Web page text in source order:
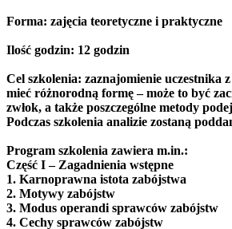
Forma: zajęcia teoretyczne i praktyczne
Ilość godzin: 12 godzin
Cel szkolenia: zaznajomienie
mieć różnorodną formę – może to być
zwłok, a także poszczególne metody
Podczas szkolenia analizie zostaną
Program szkolenia zawiera m.in.:
Część I – Zagadnienia wstępne
1. Karnoprawna istota zabójstwa
2. Motywy zabójstw
3. Modus operandi sprawców zabójstw
4. Cechy sprawców zabójstw